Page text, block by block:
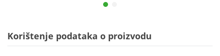
Korištenje podataka o proizvodu